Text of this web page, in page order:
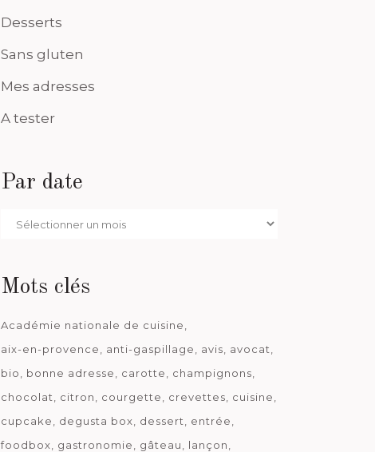
Desserts
Sans gluten
Mes adresses
A tester
Par date
Par
Mots clés
Académie nationale de cuisine
aix-en-provence
anti-gaspillage avis
avocat
bio
bonne adresse carotte
champignons
chocolat
citron courgette crevettes
cuisine
cupcake
degusta box dessert
entrée
foodbox
gastronomie gâteau
lançon